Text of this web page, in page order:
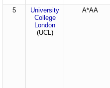
5
University
College
London
(UCL)
A*AA